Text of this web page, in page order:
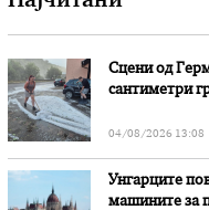
Сцени од
сантиметри
04/08/2026 13:08
Унгарците
машините за